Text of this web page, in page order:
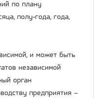
по плану
полу-года, года,
и может быть
независимой
орган
предприятия –